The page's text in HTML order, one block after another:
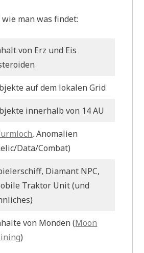
man was findet:
von Erz und Eis
auf dem lokalen Grid
innerhalb von 14 AU
, Anomalien
Data/Combat)
Diamant NPC,
Traktor Unit (und
von Monden (Moon
)